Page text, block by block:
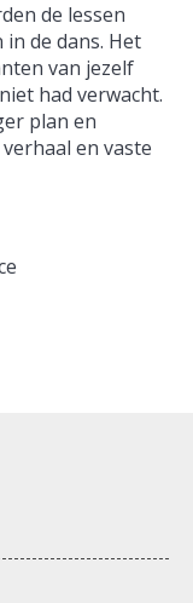
de lessen
de dans. Het
van jezelf
had verwacht.
plan en
en vaste